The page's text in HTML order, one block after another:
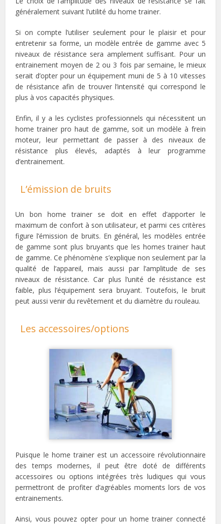
généralement suivant l’utilité du home trainer.
Si on compte l’utiliser seulement pour le plaisir et pour
entretenir sa forme, un modèle entrée de gamme avec 5
niveaux de résistance sera amplement suffisant. Pour un
entrainement moyen de 2 ou 3 fois par semaine, le mieux
serait d’opter pour un équipement muni de 5 à 10 vitesses
de résistance afin de trouver l’intensité qui correspond le
plus à vos capacités physiques.
Enfin, il y a les cyclistes professionnels qui nécessitent un
home trainer pro haut de gamme, soit un modèle à frein
moteur, leur permettant de passer à des niveaux de
résistance plus élevés, adaptés à leur programme
d’entrainement.
L’émission de bruits
Un bon home trainer se doit en effet d’apporter le
maximum de confort à son utilisateur, et parmi ces critères
figure l’émission de bruits. En général, les modèles entrée
de gamme sont plus bruyants que les homes trainer haut
de gamme. Ce phénomène s’explique non seulement par la
qualité de l’appareil, mais aussi par l’amplitude de ses
niveaux de résistance. Car plus l’unité de résistance est
faible, plus l’équipement sera bruyant. Toutefois, le bruit
peut aussi venir du revêtement et du diamètre du rouleau.
Les accessoires/options
Puisque le home trainer est un accessoire révolutionnaire
des temps modernes, il peut être doté de différents
accessoires ou options intégrées très ludiques qui vous
permettront de profiter d’agréables moments lors de vos
entrainements.
Ainsi, vous pouvez opter pour un home trainer connecté